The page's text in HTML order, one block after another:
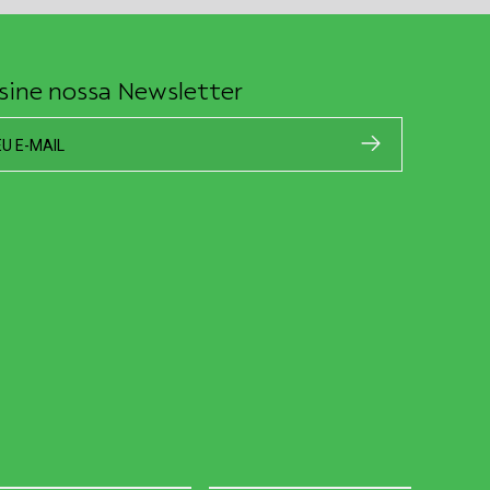
nossa Newsletter
E-MAIL